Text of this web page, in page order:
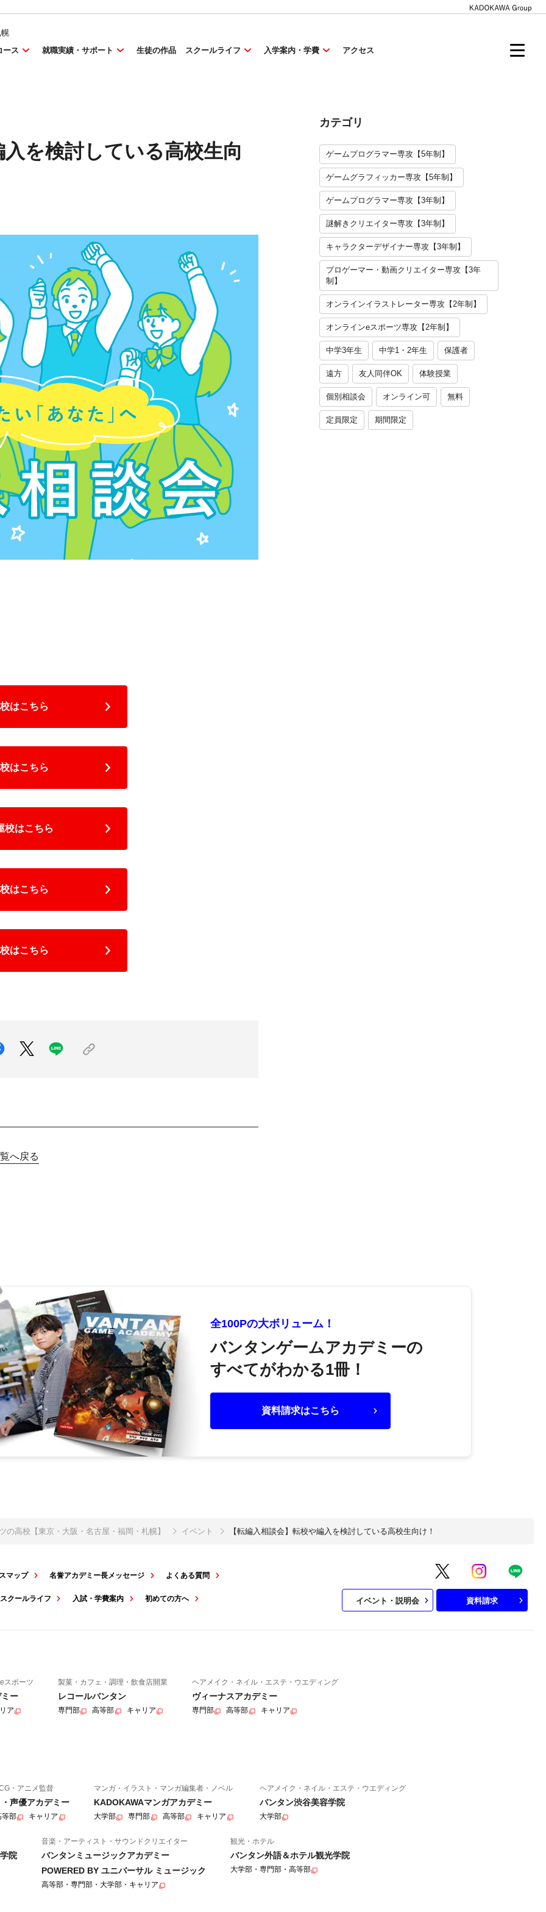
ース
就職実績・サポート 生徒の作品 スクールライフ 入学案内・学費 アクセス
を検討している高校生向
はこちら
はこちら
校はこちら
はこちら
はこちら
へ戻る
カテゴリ
ゲームプログラマー専攻【5年制】
ゲームグラフィッカー専攻【5年制】
ゲームプログラマー専攻【3年制】
謎解きクリエイター専攻【3年制】
キャラクターデザイナー専攻【3年制】
プロゲーマー・動画クリエイター専攻【3年
制】
オンラインイラストレーター専攻【2年制】
オンラインeスポーツ専攻【2年制】
中学3年生 中学1・2年生 保護者
遠方 友人同伴OK 体験授業
個別相談会 オンライン可 無料
定員限定 期間限定
全100Pの大ボリューム！
バンタンゲームアカデミーの
すべてがわかる1冊！
資料請求はこちら
高校【東京・大阪・名古屋・福岡・札幌】 イベント 【転編入相談会】転校や編入を検討している高校生向け！
マップ 名誉アカデミー長メッセージ よくある質問
スクールライフ 入試・学費案内 初めての方へ イベント・説明会 資料請求
スポーツ
ー
ア
製菓・カフェ・調理・飲食店開業
レコールバンタン
専門部 高等部 キャリア
ヘアメイク・ネイル・エステ・ウエディング
ヴィーナスアカデミー
専門部 高等部 キャリア
・アニメ監督
声優アカデミー
等部 キャリア
マンガ・イラスト・マンガ編集者・ノベル
KADOKAWAマンガアカデミー
大学部 専門部 高等部 キャリア
ヘアメイク・ネイル・エステ・ウエディング
バンタン渋谷美容学院
大学部
院
音楽・アーティスト・サウンドクリエイター
バンタンミュージックアカデミー
POWERED BY ユニバーサル ミュージック
高等部・専門部・大学部・キャリア
観光・ホテル
バンタン外語＆ホテル観光学院
大学部・専門部・高等部